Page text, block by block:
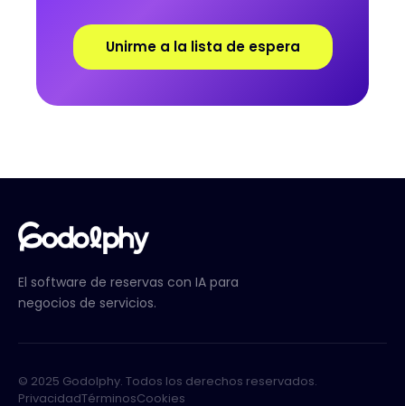
Unirme a la lista de espera
El software de reservas con IA para
negocios de servicios.
© 2025 Godolphy. Todos los derechos reservados.
PrivacidadTérminosCookies